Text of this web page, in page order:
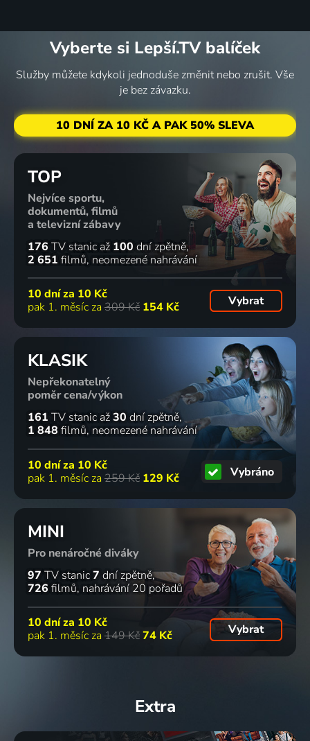
Vyberte si Lepší.TV balíček
Služby můžete kdykoli jednoduše změnit nebo zrušit. Vše
je bez závazku.
10 DNÍ ZA 10 KČ A PAK 50% SLEVA
TOP
Nejvíce sportu,
dokumentů, filmů
a televizní zábavy
176 TV stanic až 100 dní zpětně
2 651 filmů neomezené nahrávání
10 dní za 10 Kč
pak 1. měsíc za 309 Kč 154 Kč Vybrat
KLASIK
Nepřekonatelný
poměr cena/výkon
161 TV stanic až30 dní zpětně
1 848 filmů neomezené nahrávání
10 dní za 10 Kč
pak 1. měsíc za 259 Kč 129 Kč Vybráno
MINI
Pro nenáročné diváky
97 TV stanic7 dní zpětně
726 filmů nahrávání 20 pořadů
10 dní za 10 Kč
pak 1. měsíc za 149 Kč74 Kč Vybrat
Extra